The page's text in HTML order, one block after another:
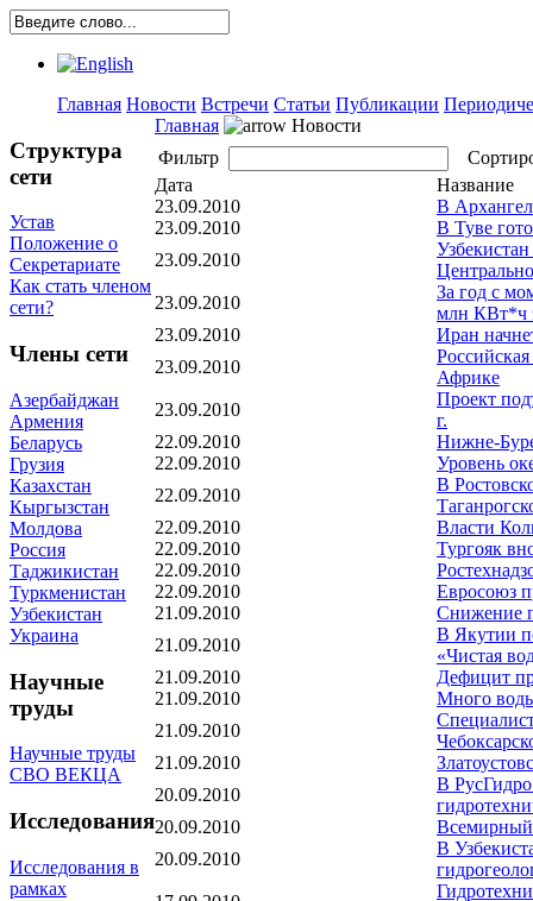
Главная Новости Встречи Статьи Публикации
Структура
сети
Устав
Положение о
Секретариате
Как стать членом
сети?
Члены сети
Азербайджан
Армения
Беларусь
Грузия
Казахстан
Кыргызстан
Молдова
Россия
Таджикистан
Туркменистан
Узбекистан
Украина
Научные
труды
Научные труды
СВО ВЕКЦА
Исследования
Исследования в
рамках
Главная
Новости
Фильтр
Дата
Название
23.09.2010
В
23.09.2010
В Туве
23.09.2010
23.09.2010
За год с
млн КВт*ч
23.09.2010
Иран
23.09.2010
Африке
23.09.2010
Проект
г.
22.09.2010
Нижне-
22.09.2010
Уровень
22.09.2010
В
22.09.2010
Власти
22.09.2010
Тургояк
22.09.2010
22.09.2010
Евросоюз
21.09.2010
Снижение
21.09.2010
В Якутии
«Чистая
21.09.2010
Дефицит
21.09.2010
Много
21.09.2010
21.09.2010
20.09.2010
В РусГидро
20.09.2010
Всемирный
20.09.2010
В